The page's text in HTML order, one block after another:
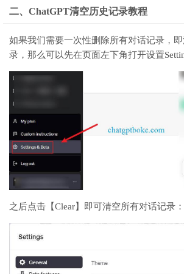
二、ChatGPT清空历史记录教程
如果我们需要一次性删除所有对话记录，即
录，那么可以先在页面左下角打开设置
之后点击【Clear】即可清空所有对话记录：